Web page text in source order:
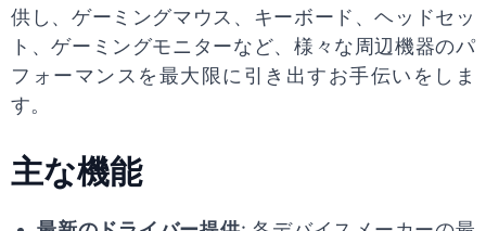
供し、ゲーミングマウス、キーボード、ヘッドセッ
ト、ゲーミングモニターなど、様々な周辺機器のパ
フォーマンスを最大限に引き出すお手伝いをしま
す。
主な機能